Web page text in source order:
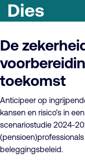
Dies
De
toekomst
Anticipeer op
kansen en risico’s in
scenariostudie 2024-
beleggingsbeleid.